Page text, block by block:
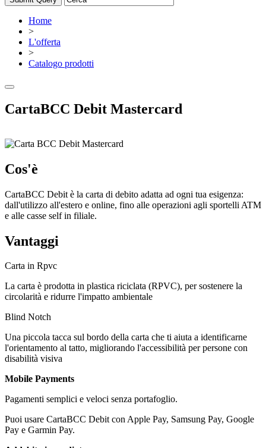
Home
>
L'offerta
>
Catalogo prodotti
CartaBCC Debit Mastercard
Cos'è
CartaBCC Debit è la carta di debito adatta ad ogni tua esigenza:
dall'utilizzo all'estero e online, fino alle operazioni agli sportelli ATM
e alle casse self in filiale.
Vantaggi
Carta in Rpvc
La carta è prodotta in plastica riciclata (RPVC), per sostenere la
circolarità e ridurre l'impatto ambientale
Blind Notch
Una piccola tacca sul bordo della carta che ti aiuta a identificarne
l'orientamento al tatto, migliorando l'accessibilità per persone con
disabilità visiva
Mobile Payments
Pagamenti semplici e veloci senza portafoglio.
Puoi usare CartaBCC Debit con Apple Pay, Samsung Pay, Google
Pay e Garmin Pay.